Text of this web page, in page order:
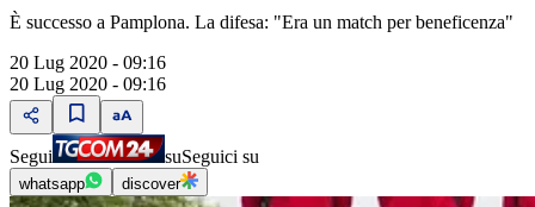
È successo a Pamplona. La difesa: "Era un match per beneficenza"
20 Lug 2020 - 09:16
20 Lug 2020 - 09:16
Segui suSeguici su
whatsapp discover